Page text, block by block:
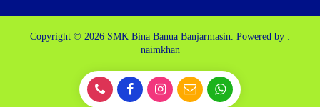
Copyright © 2026 SMK Bina Banua Banjarmasin. Powered by :
naimkhan